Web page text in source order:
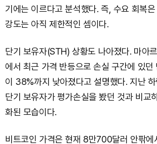
기에는 이르다고 분석했다. 즉, 수요 회복
강도는 아직 제한적인 셈이다.
단기 보유자(STH) 상황도 나아졌다. 마아
에서 최근 가격 반등으로 손실 구간에 있던
이 38%까지 낮아졌다고 설명했다. 지난
단기 보유자가 평가손실을 봤던 것과 비교
화된 모습이다.
비트코인 가격은 현재 8만700달러 안팎에